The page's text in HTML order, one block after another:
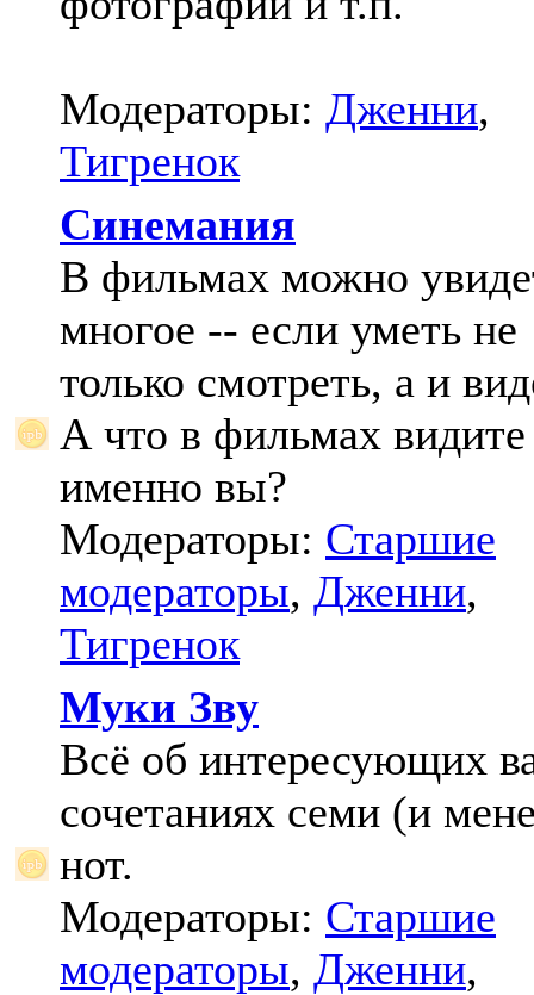
Модераторы: Дженни,
Тигренок
Синемания
В фильмах можно
многое -- если уметь не
только смотреть, а и
А что в фильмах видите
именно вы?
Модераторы: Старшие
модераторы, Дженни,
Тигренок
Муки Зву
Всё об интересующих
сочетаниях семи (и
нот.
Модераторы: Старшие
модераторы, Дженни,